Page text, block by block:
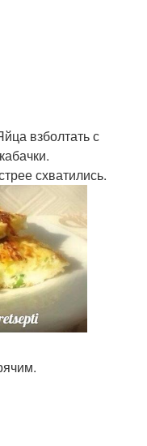
взболтать с
схватились.